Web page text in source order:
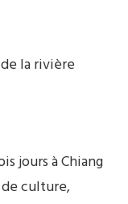
la rivière
jours à Chiang
culture,